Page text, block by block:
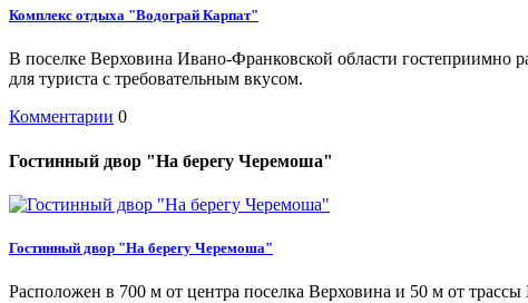
Комплекс отдыха "Водограй Карпат"
В поселке Верховина Ивано-Франковской области гостеприимно
для туриста с требовательным вкусом.
Комментарии 0
Гостинный двор "На берегу Черемоша"
Гостинный двор "На берегу Черемоша"
Расположен в 700 м от центра поселка Верховина и 50 м от